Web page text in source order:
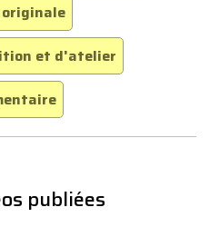
originale
et d'atelier
publiées